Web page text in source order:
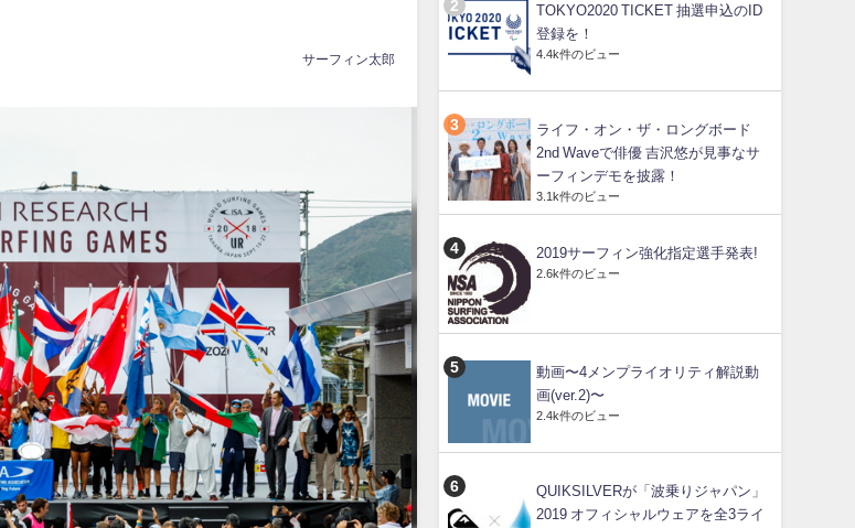
サーフィン太郎
TOKYO2020 TICKET 抽選申込のID
登録を！
4.4k件のビュー
ライフ・オン・ザ・ロングボード
2nd Waveで俳優 吉沢悠が見事なサ
ーフィンデモを披露！
3.1k件のビュー
2019サーフィン強化指定選手発表!
2.6k件のビュー
動画〜4メンプライオリティ解説動
画(ver.2)〜
2.4k件のビュー
QUIKSILVERが「波乗りジャパン」
2019 オフィシャルウェアを全3ライ